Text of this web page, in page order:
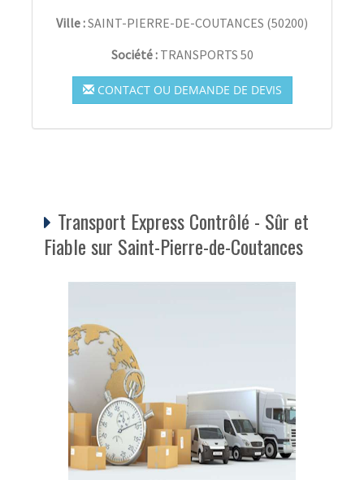
Ville :SAINT-PIERRE-DE-COUTANCES (50200)
Société : TRANSPORTS 50
CONTACT OU DEMANDE DE DEVIS
Transport Express Contrôlé - Sûr et
Fiable sur Saint-Pierre-de-Coutances